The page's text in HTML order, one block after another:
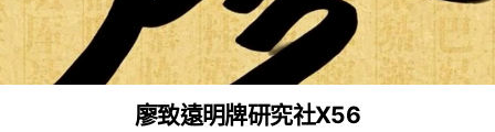
廖致遠明牌研究社X56